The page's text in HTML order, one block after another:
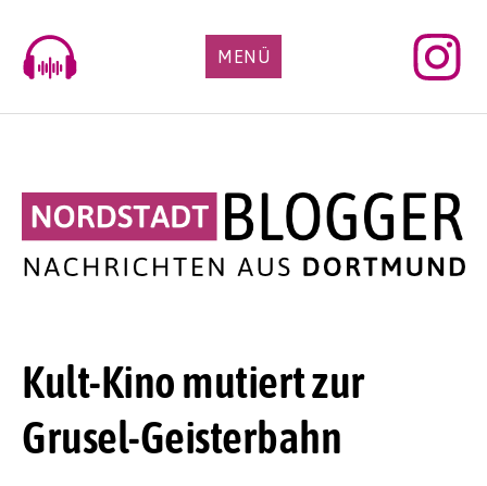
content
MENÜ
Kult-Kino mutiert zur
Grusel-Geisterbahn